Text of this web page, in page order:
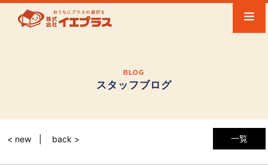
BLOG
スタッフブログ
一覧
< new back >